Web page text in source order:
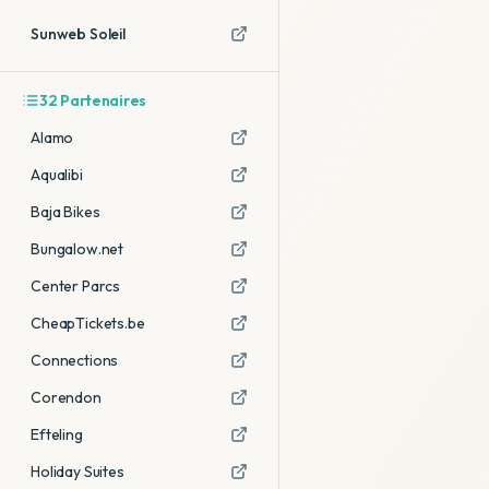
Sunweb Soleil
32 Partenaires
Alamo
Aqualibi
Baja Bikes
Bungalow.net
Center Parcs
CheapTickets.be
Connections
Corendon
Efteling
Holiday Suites